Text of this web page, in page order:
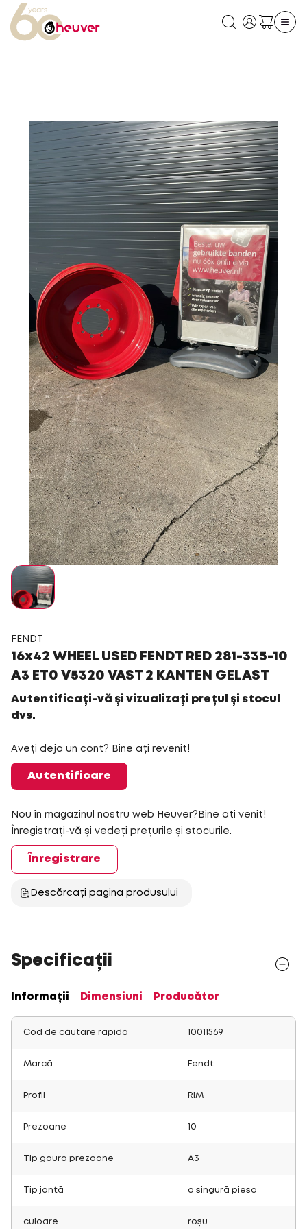
FENDT
16x42 WHEEL USED FENDT RED 281-335-10
A3 ET0 V5320 VAST 2 KANTEN GELAST
Autentificați-vă și vizualizați prețul și stocul
dvs.
Aveți deja un cont? Bine ați revenit!
Autentificare
Nou în magazinul nostru web Heuver?Bine ați venit!
Înregistrați-vă și vedeți prețurile și stocurile.
Înregistrare
Descărcați pagina produsului
Specificații
Informații Dimensiuni Producător
Cod de căutare rapidă 10011569
Marcă Fendt
Profil RIM
Prezoane 10
Tip gaura prezoane A3
Tip jantă o singură piesa
culoare roșu